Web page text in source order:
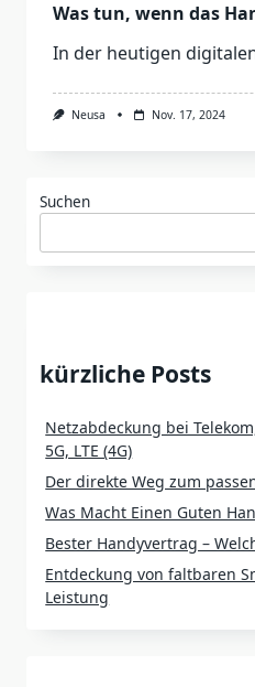
Was tun, wenn das
In der heutigen
Neusa Nov. 17, 2024
Suchen
kürzliche Posts
Netzabdeckung bei
5G, LTE (4G)
Der direkte Weg zum
Was Macht Einen Guten
Bester Handyvertrag –
Entdeckung von faltbaren
Leistung